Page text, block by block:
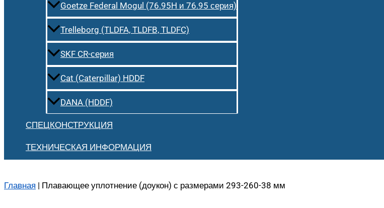
Goetze Federal Mogul (76.95H и 76.95 серия)
Trelleborg (TLDFA, TLDFB, TLDFC)
SKF CR-серия
Cat (Caterpillar) HDDF
DANA (HDDF)
СПЕЦКОНСТРУКЦИЯ
ТЕХНИЧЕСКАЯ ИНФОРМАЦИЯ
Главная | Плавающее уплотнение (доукон) с размерами 293-260-38 мм